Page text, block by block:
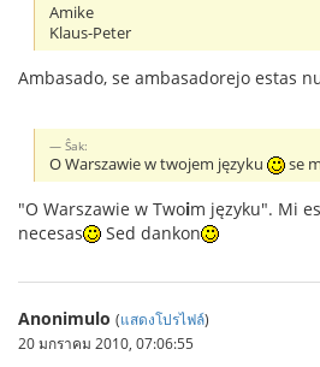
Amike
Klaus-Peter
Ambasado, se ambasadorejo estas
Ŝak:
O Warszawie w twojem języku se
"O Warszawie w Twoim języku". Mi
necesas
Sed dankon
Anonimulo (แสดงโปรไฟล์)
20 มกราคม 2010, 07:06:55